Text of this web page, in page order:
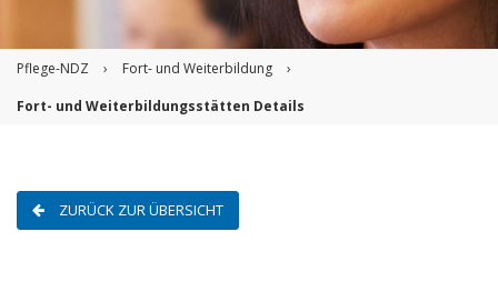
Pflege-NDZ › Fort- und Weiterbildung
›
Fort- und Weiterbildungsstätten Details
ZURÜCK ZUR ÜBERSICHT